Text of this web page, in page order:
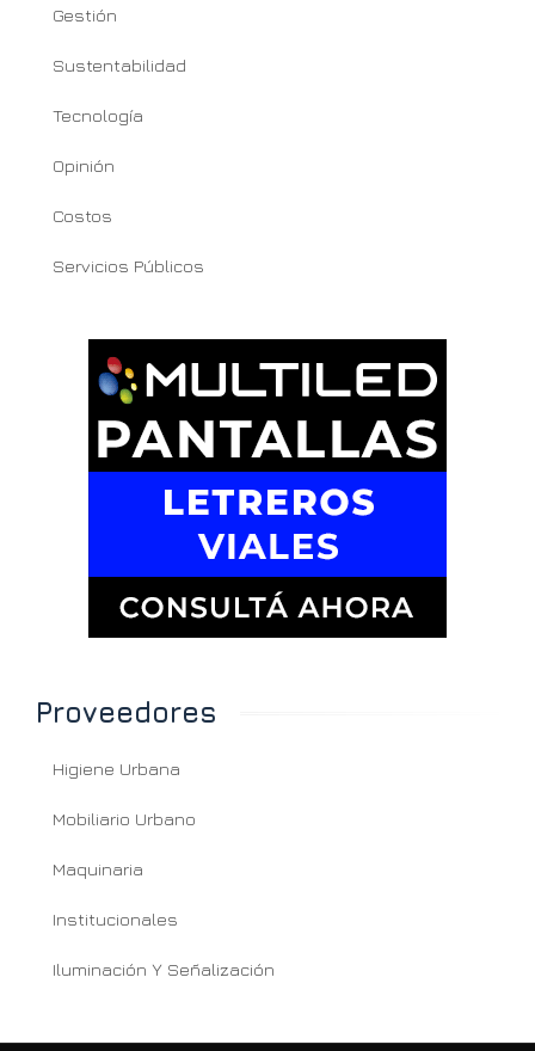
Gestión
Sustentabilidad
Tecnología
Opinión
Costos
Servicios Públicos
Proveedores
Higiene Urbana
Mobiliario Urbano
Maquinaria
Institucionales
Iluminación Y Señalización